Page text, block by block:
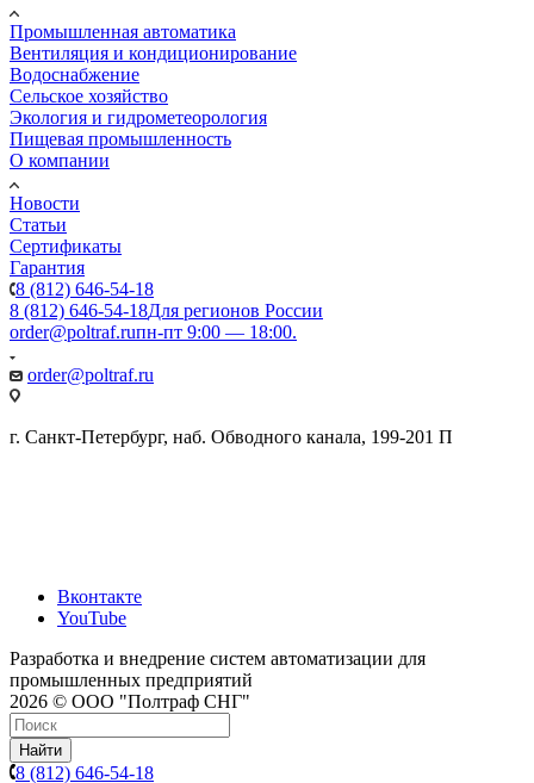
Промышленная автоматика
Вентиляция и кондиционирование
Водоснабжение
Сельское хозяйство
Экология и гидрометеорология
Пищевая промышленность
О компании
Новости
Статьи
Сертификаты
Гарантия
8 (812) 646-54-18
8 (812) 646-54-18Для регионов России
order@poltraf.ruпн-пт 9:00 — 18:00.
order@poltraf.ru
г. Санкт-Петербург, наб. Обводного канала, 199-201 П
Вконтакте
YouTube
Разработка и внедрение систем автоматизации для
промышленных предприятий
2026 © ООО "Полтраф СНГ"
Найти
8 (812) 646-54-18